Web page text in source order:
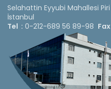
Selahattin Eyyubi Mahallesi
İstanbul
Tel : 0-212-689 56 89-98